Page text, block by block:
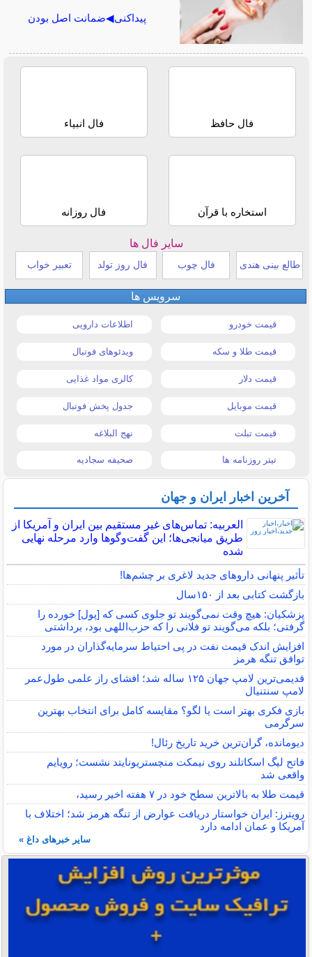
پیداکنی◀ضمانت اصل بودن
فال حافظ فال انبیاء
استخاره با قرآن فال روزانه
سایر فال ها
طالع بینی هندی فال چوب فال روز تولد تعبیر خواب
سرویس ها
قیمت خودرو اطلاعات دارویی
قیمت طلا و سکه ویدئوهای فوتبال
قیمت دلار کالری مواد غذایی
قیمت موبایل جدول پخش فوتبال
قیمت تبلت نهج البلاغه
تیتر روزنامه ها صحیفه سجادیه
آخرین اخبار ایران و جهان
العربیه: تماس‌های غیر مستقیم بین ایران و آمریکا از
طریق میانجی‌ها؛ این گفت‌و‌گو‌ها وارد مرحله نهایی
شده
تأثیر پنهانی داروهای جدید لاغری بر چشم‌ها!
بازگشت کتابی بعد از ۱۵۰سال
پزشکیان: هیچ وقت نمی‌گویند تو جلوی کسی که [پول] خورده را
گرفتی؛ بلکه می‌گویند تو فلانی را که حزب‌اللهی بود، برداشتی
افزایش اندک قیمت نفت در پی احتیاط سرمایه‌گذاران در مورد
توافق تنگه هرمز
قدیمی‌ترین لامپ جهان ۱۲۵ ساله شد؛ افشای راز علمی طول‌عمر
لامپ سنتنیال
بازی فکری بهتر است یا لگو؟ مقایسه کامل برای انتخاب بهترین
سرگرمی
دیومانده، گران‌ترین خرید تاریخ رئال!
فاتح لیگ اسکاتلند روی نیمکت منچستریونایتد نشست؛ رویایم
واقعی شد
قیمت طلا به بالاترین سطح خود در ۷ هفته اخیر رسید،
رویترز: ایران خواستار دریافت عوارض از تنگه هرمز شد؛ اختلاف با
آمریکا و عمان ادامه دارد
سایر خبرهای داغ »